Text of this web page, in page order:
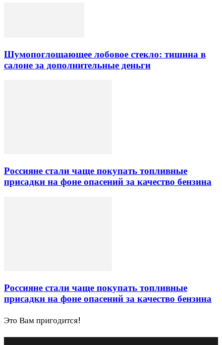
Шумопоглощающее лобовое стекло: тишина в
салоне за дополнительные деньги
Россияне стали чаще покупать топливные
присадки на фоне опасений за качество бензина
Россияне стали чаще покупать топливные
присадки на фоне опасений за качество бензина
Это Вам пригодится!